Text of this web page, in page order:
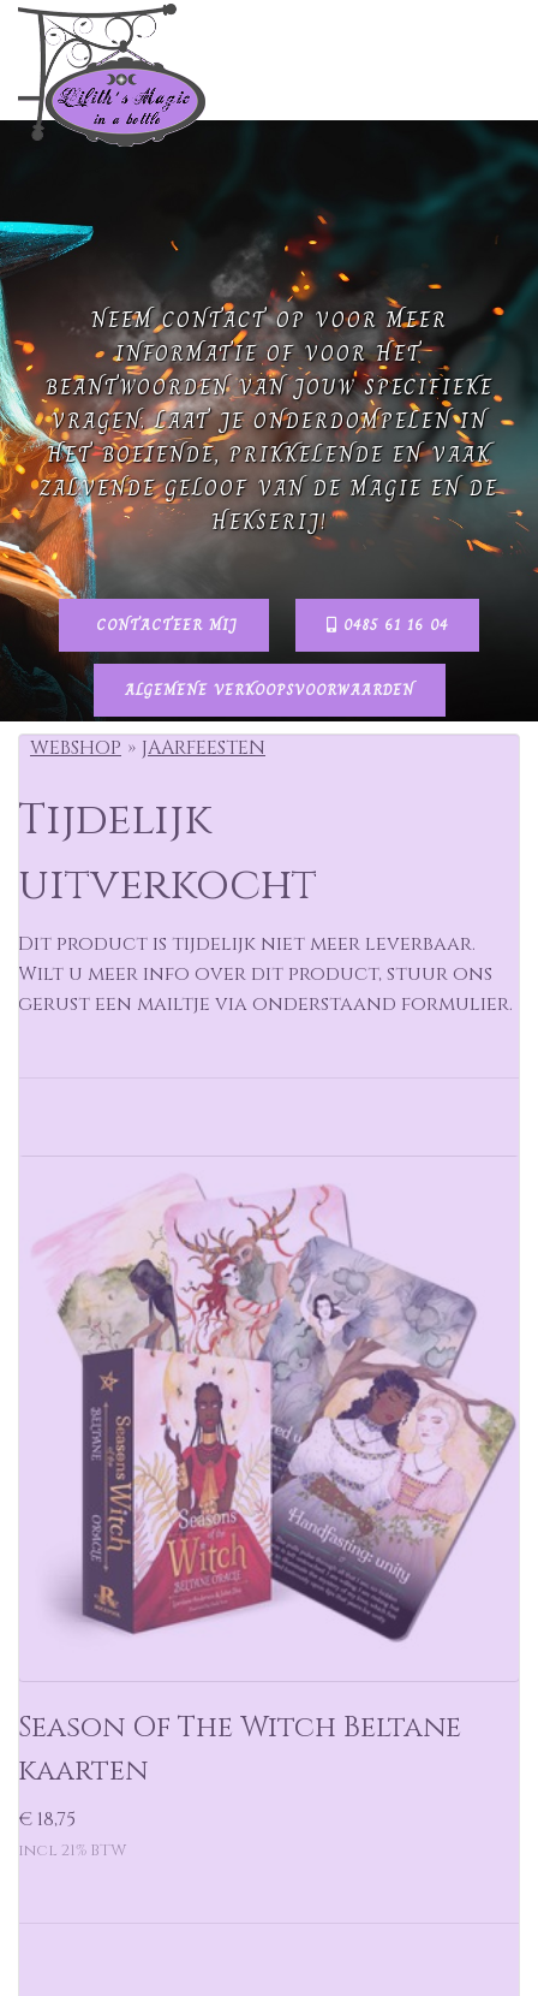
NEEM CONTACT OP VOOR MEER
INFORMATIE OF VOOR HET
BEANTWOORDEN VAN JOUW SPECIFIEKE
VRAGEN. LAAT JE ONDERDOMPELEN IN
HET BOEIENDE, PRIKKELENDE EN VAAK
ZALVENDE GELOOF VAN DE MAGIE EN DE
HEKSERIJ!
CONTACTEER MIJ 0485 61 16 04
ALGEMENE VERKOOPSVOORWAARDEN
WEBSHOP JAARFEESTEN
Tijdelijk
uitverkocht
Dit product is tijdelijk niet meer leverbaar.
Wilt u meer info over dit product, stuur ons
gerust een mailtje via onderstaand formulier.
Season Of The Witch Beltane
kaarten
€ 18,75
incl 21% BTW